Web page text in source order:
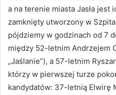
a na terenie miasta Jasła jest
zamknięty utworzony w
pójdziemy w godzinach od 7
między 52-letnim Andrzejem
„Jaślanie”), a 57-letnim
którzy w pierwszej turze
kandydatów: 37-letnią Elwirę